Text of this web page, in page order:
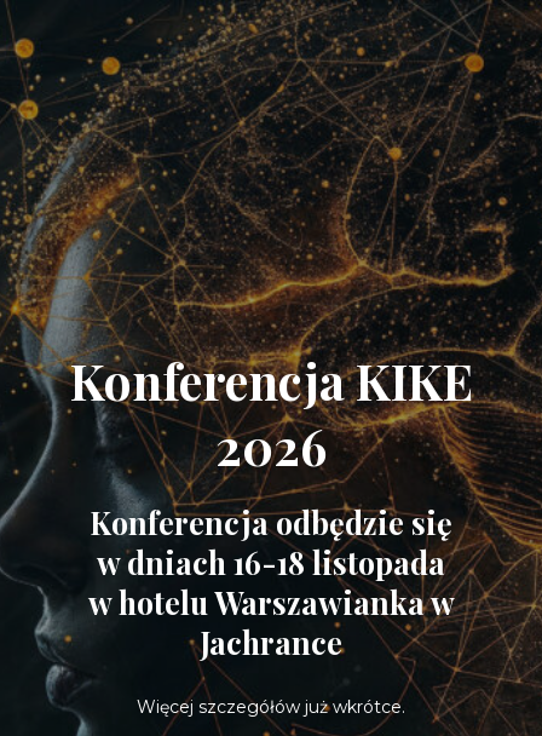
Konferencja KIKE
2026
Konferencja odbędzie się
w dniach 16-18 listopada
w hotelu Warszawianka w
Jachrance
Więcej szczegółów już wkrótce.